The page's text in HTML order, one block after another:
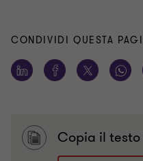
CONDIVIDI QUESTA
Copia il